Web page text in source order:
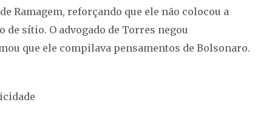
Ramagem, reforçando que ele não colocou a
sítio. O advogado de Torres negou
que ele compilava pensamentos de Bolsonaro.